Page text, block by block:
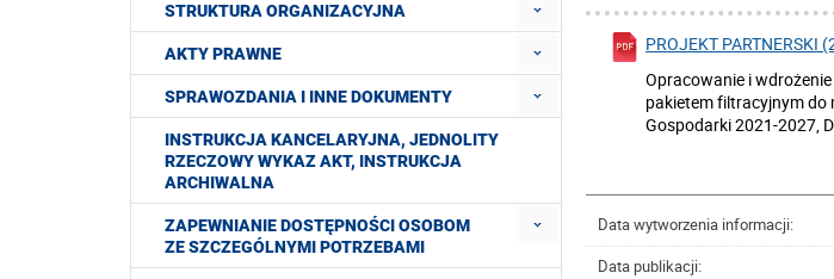
PROJEKT PARTNERSKI
Opracowanie i
pakietem filtracyjnym do
Gospodarki 2021-2027,
Data wytworzenia informacji:
Data publikacji:
STRUKTURA ORGANIZACYJNA
AKTY PRAWNE
SPRAWOZDANIA I INNE DOKUMENTY
INSTRUKCJA KANCELARYJNA, JEDNOLITY
RZECZOWY WYKAZ AKT, INSTRUKCJA
ARCHIWALNA
ZAPEWNIANIE DOSTĘPNOŚCI OSOBOM
ZE SZCZEGÓLNYMI POTRZEBAMI